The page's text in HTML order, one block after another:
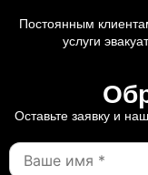
Постоянным
услуги
Оставьте заявку и